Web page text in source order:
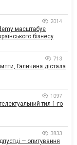
2014
масштабує
бізнесу
713
Галичина дістала
1097
тил 1-го
3833
— опитування